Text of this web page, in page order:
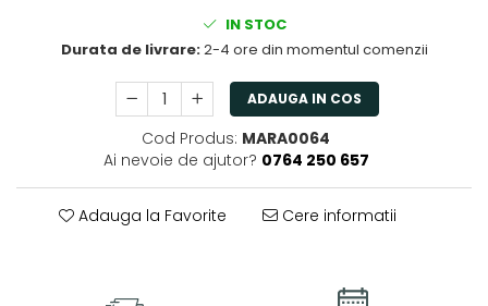
IN STOC
Durata de livrare:2-4 ore din momentul comenzii
ADAUGA IN COS
Cod Produs: MARA0064
Ai nevoie de ajutor? 0764 250 657
Adauga la Favorite Cere informatii